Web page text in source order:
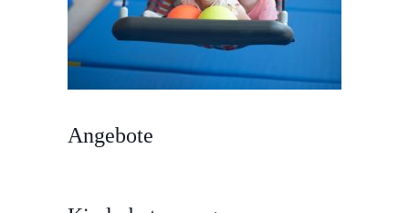
Angebote